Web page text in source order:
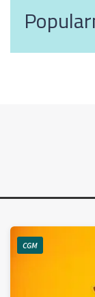
CGM